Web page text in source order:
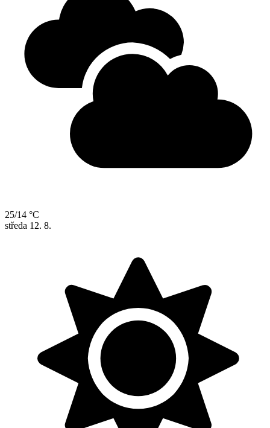
25/14 °C
středa 12. 8.